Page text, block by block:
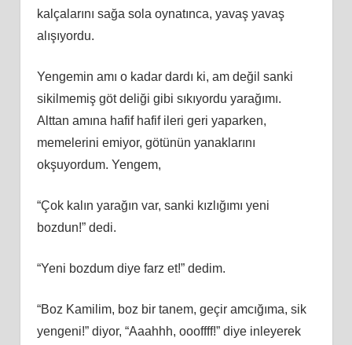
kalçalarını sağa sola oynatınca, yavaş yavaş
alışıyordu.
Yengemin amı o kadar dardı ki, am değil sanki
sikilmemiş göt deliği gibi sıkıyordu yarağımı.
Alttan amına hafif hafif ileri geri yaparken,
memelerini emiyor, götünün yanaklarını
okşuyordum. Yengem,
“Çok kalın yarağın var, sanki kızlığımı yeni
bozdun!” dedi.
“Yeni bozdum diye farz et!” dedim.
“Boz Kamilim, boz bir tanem, geçir amcığıma, sik
yengeni!” diyor, “Aaahhh, oooffff!” diye inleyerek